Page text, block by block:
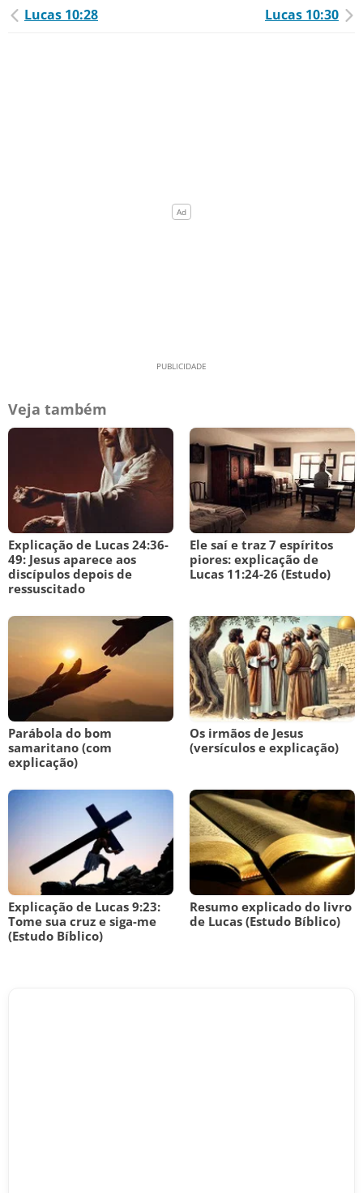
Lucas 10:28 Lucas 10:30
Veja também
Explicação de Lucas 24:36-
49: Jesus aparece aos
discípulos depois de
ressuscitado
Ele saí e traz 7 espíritos
piores: explicação de
Lucas 11:24-26 (Estudo)
Parábola do bom
samaritano (com
explicação)
Os irmãos de Jesus
(versículos e explicação)
Explicação de Lucas 9:23:
Tome sua cruz e siga-me
(Estudo Bíblico)
Resumo explicado do livro
de Lucas (Estudo Bíblico)